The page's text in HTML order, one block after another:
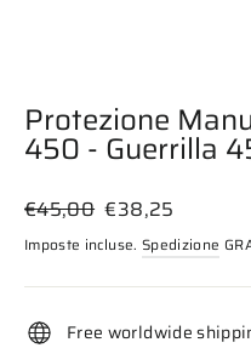
Protezione
450 - Guerrilla
Prezzo
di
listino
€45,00 Prezzo
scontato
€38,25
Imposte incluse. Spedizione
Free worldwide